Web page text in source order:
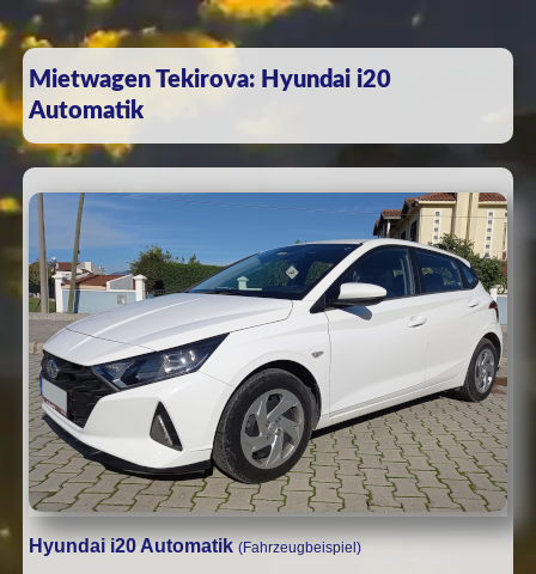
Mietwagen Tekirova: Hyundai i20
Automatik
Hyundai i20 Automatik (Fahrzeugbeispiel)